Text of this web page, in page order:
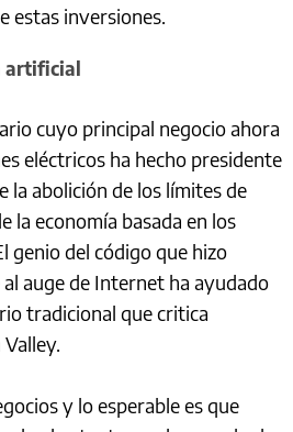
estas inversiones.
artificial
cuyo principal negocio ahora
eléctricos ha hecho presidente
la abolición de los límites de
la economía basada en los
genio del código que hizo
auge de Internet ha ayudado
tradicional que critica
y lo esperable es que